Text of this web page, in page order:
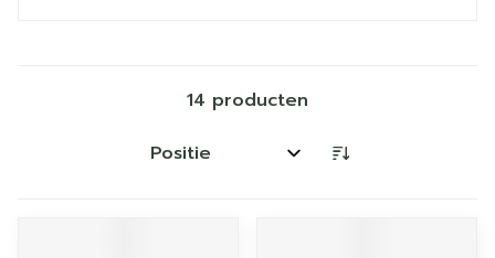
14 producten
Sorteer op: